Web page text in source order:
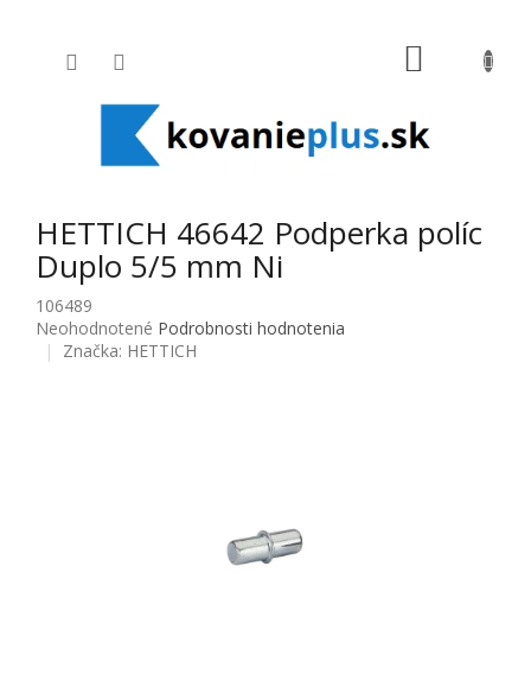
HETTICH 46642 Podperka políc
Duplo 5/5 mm Ni
106489
Priemerné hodnotenie produktu je 0,0 z 5 hviezdičiek.
Neohodnotené Podrobnosti hodnotenia
Značka: HETTICH